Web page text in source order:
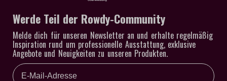
Werde Teil der Rowdy-Community
Melde dich für unseren Newsletter an und erhalte regelmäßig
Inspiration rund um professionelle Ausstattung, exklusive
Angebote und Neuigkeiten zu unseren Produkten.
Email